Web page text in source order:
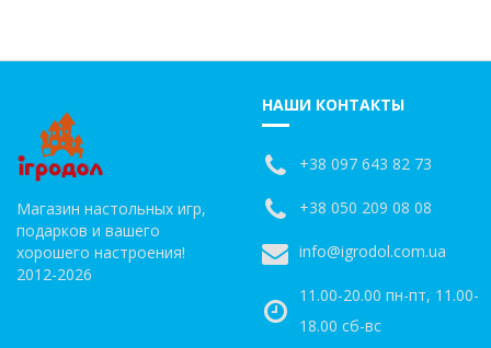
Магазин настольных игр,
подарков и вашего
хорошего настроения!
2012-2026
НАШИ КОНТАКТЫ
+38 097 643 82 73
+38 050 209 08 08
info@igrodol.com.ua
11.00-20.00 пн-пт, 11.00-
18.00 сб-вс